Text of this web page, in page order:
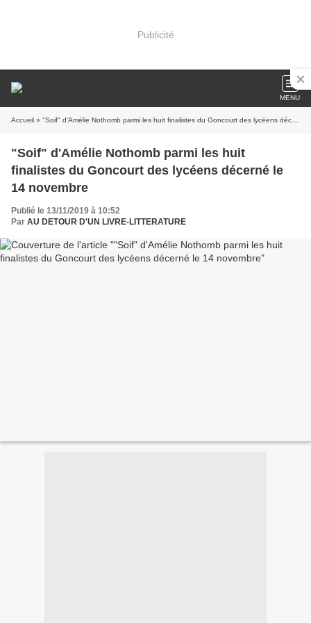
Publicité
MENU
Accueil » "Soif" d'Amélie Nothomb parmi les huit finalistes du Goncourt des lycéens décerné le 14 novembre
"Soif" d'Amélie Nothomb parmi les huit
finalistes du Goncourt des lycéens décerné le
14 novembre
Publié le 13/11/2019 à 10:52
Par AU DETOUR D'UN LIVRE-LITTERATURE